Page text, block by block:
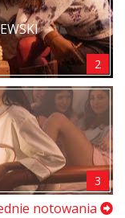
2
3
notowania